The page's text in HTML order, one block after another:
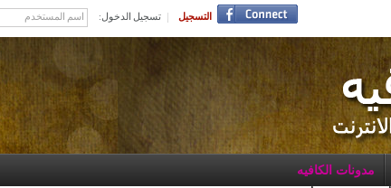
التسجيل تسجيل الدخول:
مدونات الكافيه